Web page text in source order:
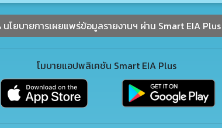
นโยบายการเผยแพร่ข้อมูลรายงานฯ ผ่าน Smart EIA Plus
โมบายแอปพลิเคชัน Smart EIA Plus